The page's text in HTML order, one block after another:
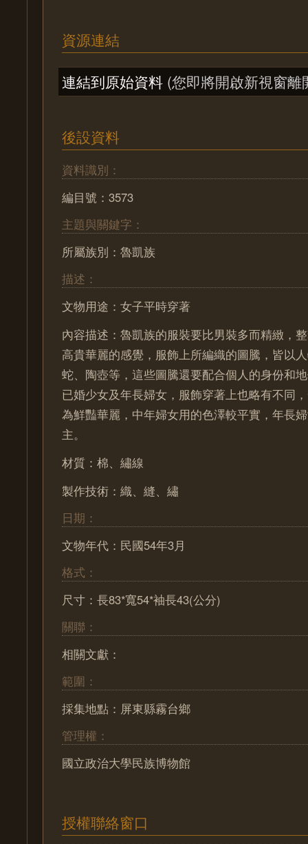
資源連結
連結到原始資料 (您即將開啟新視窗離
後設資料
資料識別：
編目號：3573
主題與關鍵字：
所屬族別：魯凱族
描述：
文物用途：女子平時穿著
內容描述：魯凱族的服裝要比男裝多而精緻，
高貴華麗的感覺，服飾上所編織的圖騰，皆以
蛇、陶壺等，這些圖騰還要配合個人的身份和
已婚少女及年長婦女，服飾穿著上也略有不同
為鮮豔華麗，中年婦女用的色澤較平實，年長
主。
材質：棉、繡線
製作技術：織、縫、繡
日期：
文物年代：民國54年3月
格式：
尺寸：長83*寬54*袖長43(公分)
關聯：
相關文獻：
範圍：
採集地點：屏東縣霧台鄉
管理權：
國立政治大學民族博物館
授權聯絡窗口